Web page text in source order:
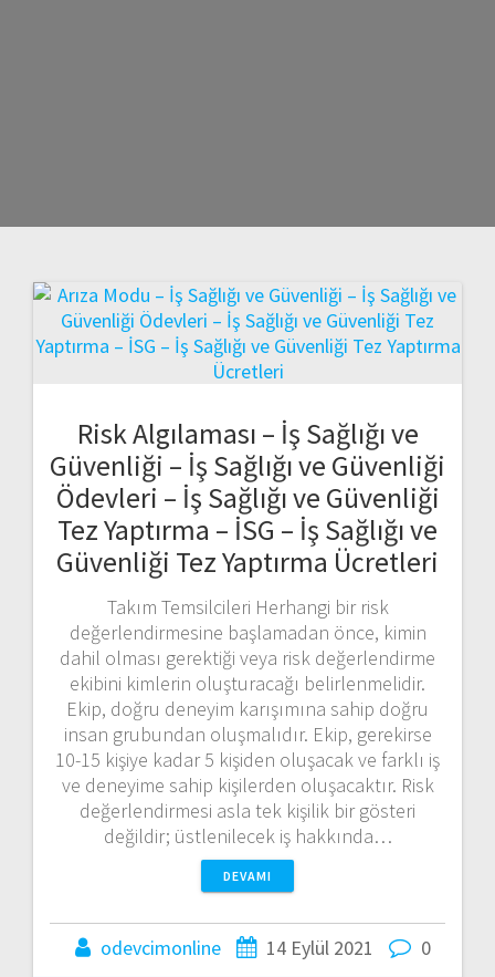
Risk Algılaması – İş Sağlığı ve
Güvenliği – İş Sağlığı ve Güvenliği
Ödevleri – İş Sağlığı ve Güvenliği
Tez Yaptırma – İSG – İş Sağlığı ve
Güvenliği Tez Yaptırma Ücretleri
Takım Temsilcileri Herhangi bir risk
değerlendirmesine başlamadan önce, kimin
dahil olması gerektiği veya risk değerlendirme
ekibini kimlerin oluşturacağı belirlenmelidir.
Ekip, doğru deneyim karışımına sahip doğru
insan grubundan oluşmalıdır. Ekip, gerekirse
10-15 kişiye kadar 5 kişiden oluşacak ve farklı iş
ve deneyime sahip kişilerden oluşacaktır. Risk
değerlendirmesi asla tek kişilik bir gösteri
değildir; üstlenilecek iş hakkında…
DEVAMI
odevcimonline 14 Eylül 2021 0